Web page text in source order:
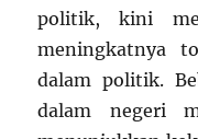
politik, kini
meningkatnya
dalam politik.
dalam negeri